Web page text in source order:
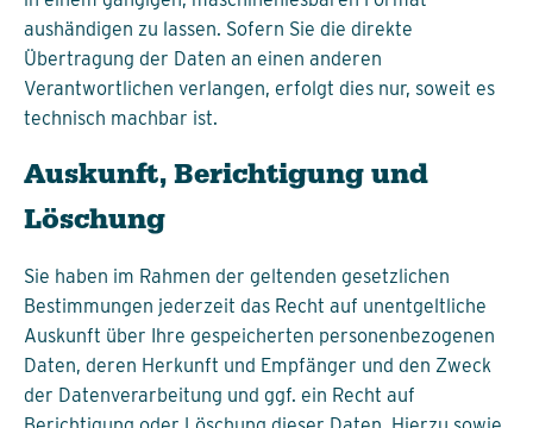
aushändigen zu lassen. Sofern Sie die direkte
Übertragung der Daten an einen anderen
Verantwortlichen verlangen, erfolgt dies nur, soweit es
technisch machbar ist.
Auskunft, Berichtigung und
Löschung
Sie haben im Rahmen der geltenden gesetzlichen
Bestimmungen jederzeit das Recht auf unentgeltliche
Auskunft über Ihre gespeicherten personenbezogenen
Daten, deren Herkunft und Empfänger und den Zweck
der Datenverarbeitung und ggf. ein Recht auf